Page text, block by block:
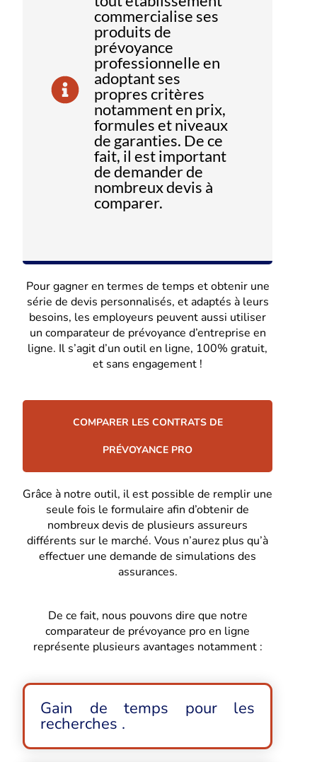
commercialise ses
produits de
prévoyance
professionnelle en
adoptant ses
propres critères
notamment en prix,
formules et niveaux
de garanties. De ce
fait, il est important
de demander de
nombreux devis à
comparer.
Pour gagner en termes de temps et obtenir une
série de devis personnalisés, et adaptés à leurs
besoins, les employeurs peuvent aussi utiliser
un comparateur de prévoyance d’entreprise en
ligne. Il s’agit d’un outil en ligne, 100% gratuit,
et sans engagement !
COMPARER LES CONTRATS DE
PRÉVOYANCE PRO
Grâce à notre outil, il est possible de remplir une
seule fois le formulaire afin d’obtenir de
nombreux devis de plusieurs assureurs
différents sur le marché. Vous n’aurez plus qu’à
effectuer une demande de simulations des
assurances.
De ce fait, nous pouvons dire que notre
comparateur de prévoyance pro en ligne
représente plusieurs avantages notamment :
Gain de temps pour les
recherches .